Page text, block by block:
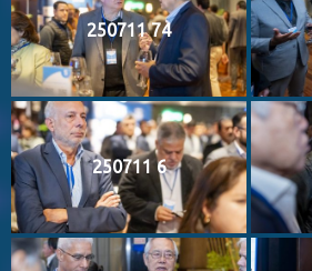
250711 74
250711 6